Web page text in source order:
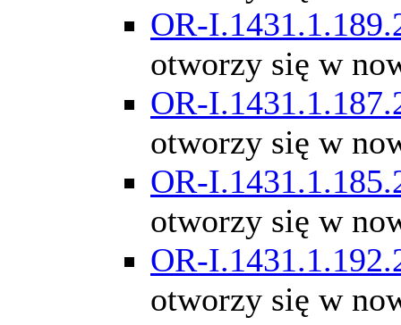
OR-
otworzy się w
OR-
otworzy się w
OR-
otworzy się w
OR-
otworzy się w